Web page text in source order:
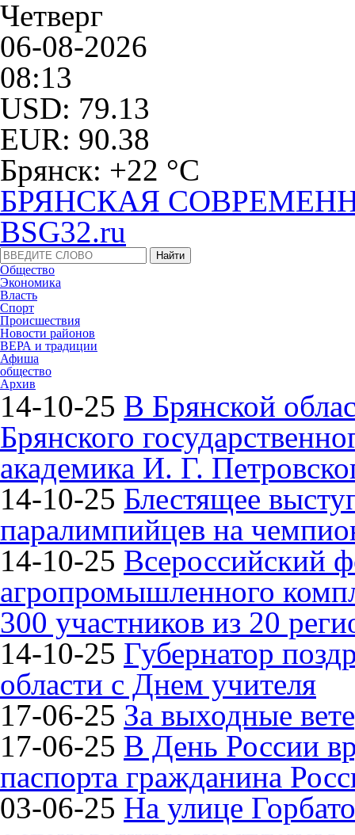
Четверг
06-08-2026
08:13
USD: 79.13
EUR: 90.38
Брянск: +22 °С
БРЯНСКАЯ
BSG32.ru
Общество
Экономика
Власть
Спорт
Происшествия
Новости районов
ВЕРА и традиции
Афиша
общество
Архив
14-10-25 В Брянской
Брянского
академика И. Г.
14-10-25 Блестящее
паралимпийцев на
14-10-25 Всероссийский
агропромышленного
300 участников из 20
14-10-25 Губернатор
области с Днем учителя
17-06-25 За выходные
17-06-25 В День России
паспорта гражданина
03-06-25 На улице